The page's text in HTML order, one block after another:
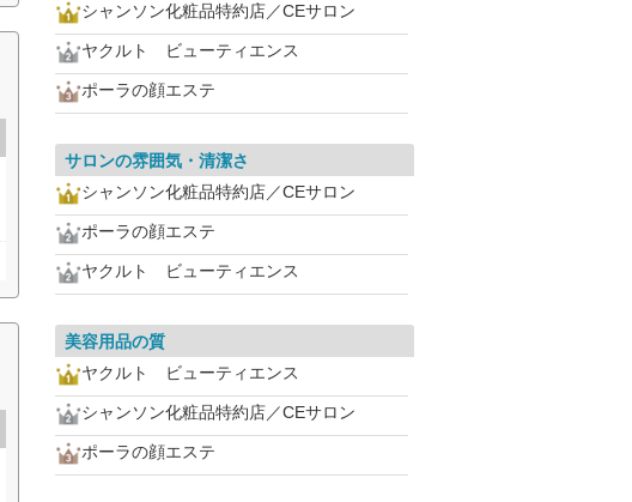
シャンソン化粧品特約店／CEサロン
ヤクルト ビューティエンス
ポーラの顔エステ
サロンの雰囲気・清潔さ
シャンソン化粧品特約店／CEサロン
ポーラの顔エステ
ヤクルト ビューティエンス
美容用品の質
ヤクルト ビューティエンス
シャンソン化粧品特約店／CEサロン
ポーラの顔エステ